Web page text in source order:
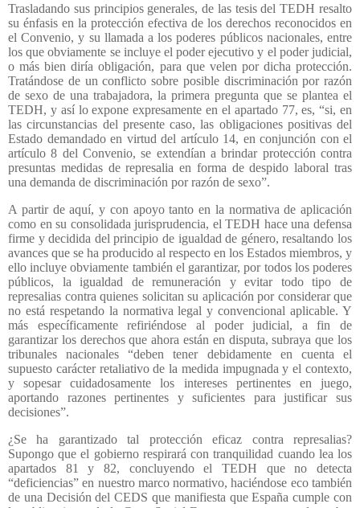
Trasladando sus principios generales, de las tesis del TEDH resalto
su énfasis en la protección efectiva de los derechos reconocidos en
el Convenio, y su llamada a los poderes públicos nacionales, entre
los que obviamente se incluye el poder ejecutivo y el poder judicial,
o más bien diría obligación, para que velen por dicha protección.
Tratándose de un conflicto sobre posible discriminación por razón
de sexo de una trabajadora, la primera pregunta que se plantea el
TEDH, y así lo expone expresamente en el apartado 77, es, “si, en
las circunstancias del presente caso, las obligaciones positivas del
Estado demandado en virtud del artículo 14, en conjunción con el
artículo 8 del Convenio, se extendían a brindar protección contra
presuntas medidas de represalia en forma de despido laboral tras
una demanda de discriminación por razón de sexo”.
A partir de aquí, y con apoyo tanto en la normativa de aplicación
como en su consolidada jurisprudencia, el TEDH hace una defensa
firme y decidida del principio de igualdad de género, resaltando los
avances que se ha producido al respecto en los Estados miembros, y
ello incluye obviamente también el garantizar, por todos los poderes
públicos, la igualdad de remuneración y evitar todo tipo de
represalias contra quienes solicitan su aplicación por considerar que
no está respetando la normativa legal y convencional aplicable. Y
más específicamente refiriéndose al poder judicial, a fin de
garantizar los derechos que ahora están en disputa, subraya que los
tribunales nacionales “deben tener debidamente en cuenta el
supuesto carácter retaliativo de la medida impugnada y el contexto,
y sopesar cuidadosamente los intereses pertinentes en juego,
aportando razones pertinentes y suficientes para justificar sus
decisiones”.
¿Se ha garantizado tal protección eficaz contra represalias?
Supongo que el gobierno respirará con tranquilidad cuando lea los
apartados 81 y 82, concluyendo el TEDH que no detecta
“deficiencias” en nuestro marco normativo, haciéndose eco también
de una Decisión del CEDS que manifiesta que España cumple con